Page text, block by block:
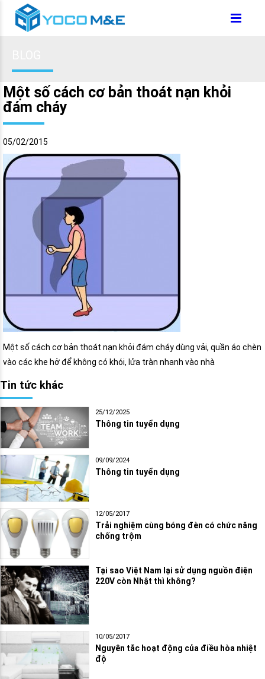
Một số cách cơ bản thoát nạn khỏi
đám cháy
05/02/2015
Một số cách cơ bản thoát nạn khỏi đám cháy dùng vải, quần áo chèn
vào các khe hở để không có khói, lửa tràn nhanh vào nhà
Tin tức khác
25/12/2025
Thông tin tuyển dụng
09/09/2024
Thông tin tuyển dụng
12/05/2017
Trải nghiệm cùng bóng đèn có chức năng
chống trộm
Tại sao Việt Nam lại sử dụng nguồn điện
220V còn Nhật thì không?
10/05/2017
Nguyên tắc hoạt động của điều hòa nhiệt
độ